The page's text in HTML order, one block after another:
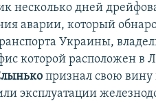
несколько дней
аварии, который
Украины,
которой расположен в
признал свою вину
эксплуатации